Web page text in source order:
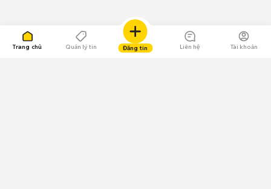
Trang chủ Quản lý tin Đăng tin Liên hệ Tài khoản